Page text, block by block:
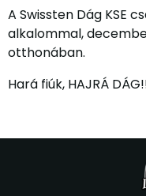
A Swissten Dág KSE
alkalommal,
otthonában.
Hará fiúk, HAJRÁ